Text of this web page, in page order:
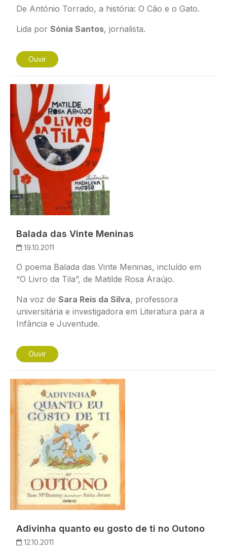
De António Torrado, a história: O Cão e o Gato.
Lida por Sónia Santos, jornalista.
Ouvir
Imagem
Balada das Vinte Meninas
19.10.2011
O poema Balada das Vinte Meninas, incluído em
“O Livro da Tila”, de Matilde Rosa Araújo.
Na voz de Sara Reis da Silva, professora
universitária e investigadora em Literatura para a
Infância e Juventude.
Ouvir
Imagem
Adivinha quanto eu gosto de ti no Outono
12.10.2011